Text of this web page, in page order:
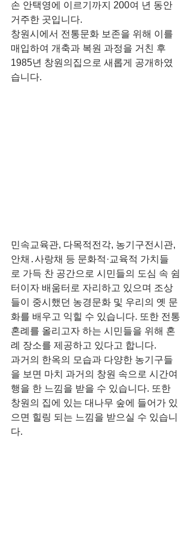
손 안택영에 이르기까지 200여 년 동안
거주한 곳입니다.
창원시에서 전통문화 보존을 위해 이를
매입하여 개축과 복원 과정을 거친 후
1985년 창원의집으로 새롭게 공개하였
습니다.
민속교육관, 다목적전각, 농기구전시관,
안채․사랑채 등 문화적·교육적 가치들
로 가득 찬 공간으로 시민들의 도심 속 쉼
터이자 배움터로 자리하고 있으며 조상
들이 중시했던 농경문화 및 우리의 옛 문
화를 배우고 익힐 수 있습니다. 또한 전통
혼례를 올리고자 하는 시민들을 위해 혼
례 장소를 제공하고 있다고 합니다.
과거의 한옥의 모습과 다양한 농기구들
을 보면 마치 과거의 창원 속으로 시간여
행을 한 느낌을 받을 수 있습니다. 또한
창원의 집에 있는 대나무 숲에 들어가 있
으면 힐링 되는 느낌을 받으실 수 있습니
다.